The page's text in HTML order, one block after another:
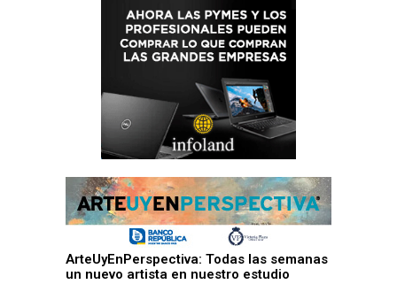
ArteUyEnPerspectiva: Todas las semanas
un nuevo artista en nuestro estudio